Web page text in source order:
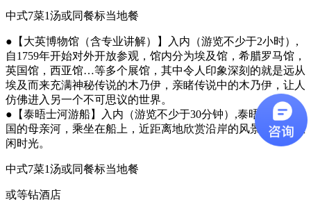
中式7菜1汤或同餐标当地餐
●【大英博物馆（含专业讲解）】入内（游览不少于2小时）,
自1759年开始对外开放参观，馆内分为埃及馆，希腊罗马馆，
英国馆，西亚馆…等多个展馆，其中令人印象深刻的就是远从
埃及而来充满神秘传说的木乃伊，亲睹传说中的木乃伊，让人
仿佛进入另一个不可思议的世界。
●【泰晤士河游船】入内（游览不少于30分钟）,泰晤士河是英
国的母亲河，乘坐在船上，近距离地欣赏沿岸的风景，享受悠
闲时光。
中式7菜1汤或同餐标当地餐
或等钻酒店